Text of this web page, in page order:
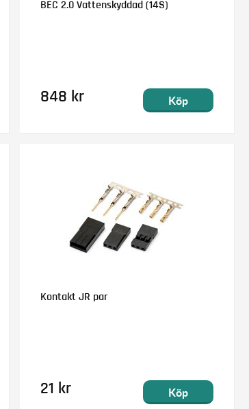
BEC 2.0 Vattenskyddad (14S)
848 kr Köp
Kontakt JR par
21 kr Köp